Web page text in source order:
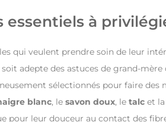
essentiels à
qui veulent prendre soin de leur
soit adepte des astuces de grand-
sélectionnés pour faire
blanc, le savon doux, le talc et la
pour leur douceur au contact des